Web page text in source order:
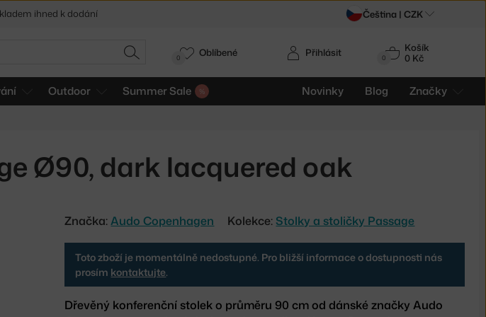
HLEDAT 0
Košík
0 Kč
Outdoor Summer Sale Novinky Blog Značky
Přihlásit
0 Oblíbené
Ø90, dark lacquered oak
Značka:Audo Copenhagen Kolekce: Stolky a stoličky Passage
Toto zboží je momentálně nedostupné. Pro bližší informace o dostupnosti nás
prosím kontaktujte.
Dřevěný konferenční stolek o průměru 90 cm od dánské značky Audo
Čeština | CZK